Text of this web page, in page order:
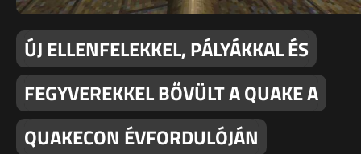
ÚJ ELLENFELEKKEL, PÁLYÁKKAL ÉS
FEGYVEREKKEL BŐVÜLT A QUAKE A
QUAKECON ÉVFORDULÓJÁN